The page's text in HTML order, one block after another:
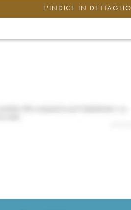
L'INDICE IN DETTAGLIO